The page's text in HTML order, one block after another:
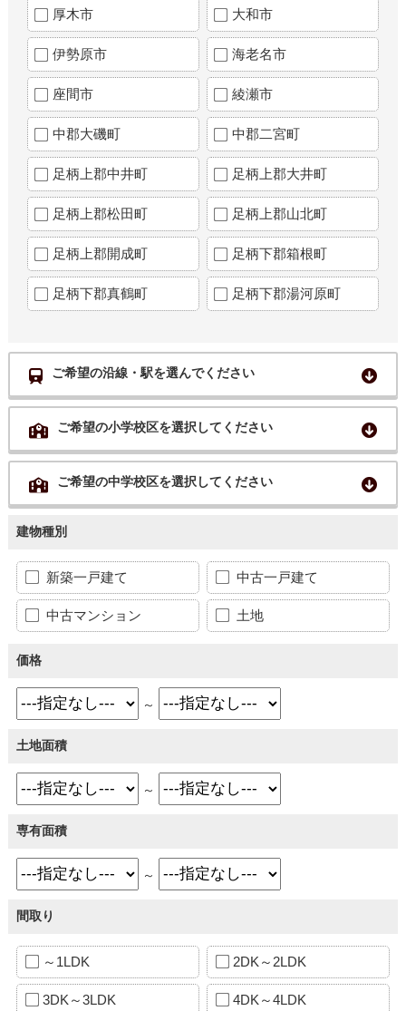
厚木市 大和市
伊勢原市 海老名市
座間市 綾瀬市
中郡大磯町 中郡二宮町
足柄上郡中井町 足柄上郡大井町
足柄上郡松田町 足柄上郡山北町
足柄上郡開成町 足柄下郡箱根町
足柄下郡真鶴町 足柄下郡湯河原町
ご希望の沿線・駅を選んでください
ご希望の小学校区を選択してください
ご希望の中学校区を選択してください
建物種別
新築一戸建て 中古一戸建て
中古マンション 土地
価格
～
土地面積
～
専有面積
～
間取り
～1LDK 2DK～2LDK
3DK～3LDK 4DK～4LDK